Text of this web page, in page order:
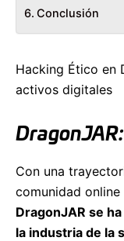
Conclusión
Hacking Ético en
activos digitales
Con una
comunidad
DragonJAR se
la industria de la